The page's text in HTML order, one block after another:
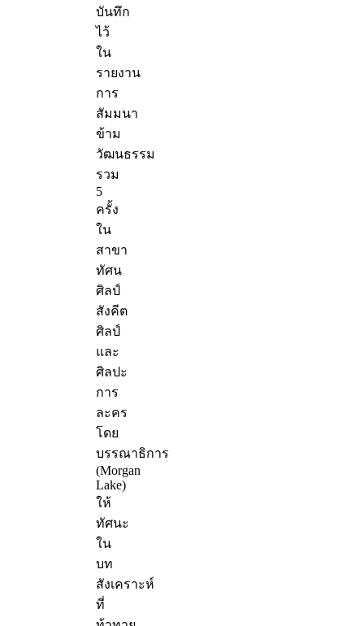
บันทึก
ไว้
ใน
รายงาน
การ
สัมมนา
ข้าม
วัฒนธรรม
รวม
5
ครั้ง
ใน
สาขา
ทัศน
ศิลป์
สังคีต
ศิลป์
และ
ศิลปะ
การ
ละคร
โดย
บรรณาธิการ
(Morgan
Lake)
ให้
ทัศนะ
ใน
บท
สังเคราะห์
ที่